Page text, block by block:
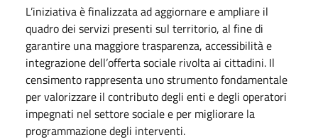
L’iniziativa è finalizzata ad aggiornare e ampliare il
quadro dei servizi presenti sul territorio, al fine di
garantire una maggiore trasparenza, accessibilità e
integrazione dell’offerta sociale rivolta ai cittadini. Il
censimento rappresenta uno strumento fondamentale
per valorizzare il contributo degli enti e degli operatori
impegnati nel settore sociale e per migliorare la
programmazione degli interventi.